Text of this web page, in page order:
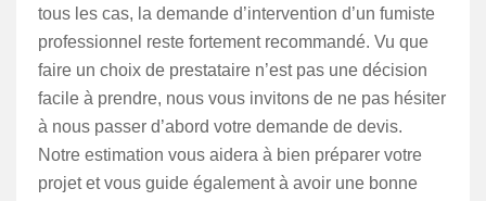
tous les cas, la demande d’intervention d’un fumiste
professionnel reste fortement recommandé. Vu que
faire un choix de prestataire n’est pas une décision
facile à prendre, nous vous invitons de ne pas hésiter
à nous passer d’abord votre demande de devis.
Notre estimation vous aidera à bien préparer votre
projet et vous guide également à avoir une bonne